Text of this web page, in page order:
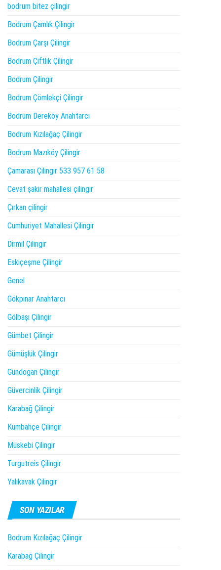
bodrum bitez çilingir
Bodrum Çamlık Çilingir
Bodrum Çarşı Çilingir
Bodrum Çiftlik Çilingir
Bodrum Çilingir
Bodrum Çömlekçi Çilingir
Bodrum Dereköy Anahtarcı
Bodrum Kızılağaç Çilingir
Bodrum Mazıköy Çilingir
Çamarası Çilingir 533 957 61 58
Cevat şakir mahallesi çilingir
Çırkan çilingir
Cumhuriyet Mahallesi Çilingir
Dirmil Çilingir
Eskiçeşme Çilingir
Genel
Gökpınar Anahtarcı
Gölbaşı Çilingir
Gümbet Çilingir
Gümüşlük Çilingir
Gündogan Çilingir
Güvercinlik Çilingir
Karabağ Çilingir
Kumbahçe Çilingir
Müskebi Çilingir
Turgutreis Çilingir
Yalıkavak Çilingir
SON YAZILAR
Bodrum Kızılağaç Çilingir
Karabağ Çilingir